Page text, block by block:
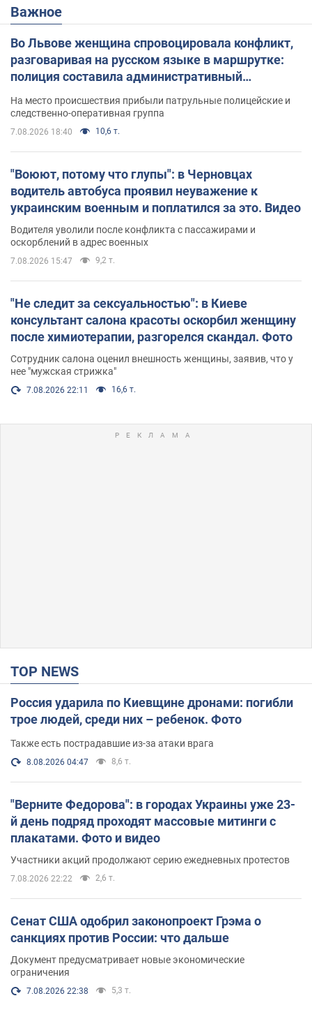
Важное
Во Львове женщина спровоцировала конфликт,
разговаривая на русском языке в маршрутке:
полиция составила административный
протокол. Видео
На место происшествия прибыли патрульные полицейские и
следственно-оперативная группа
7.08.2026 18:40 10,6 т.
"Воюют, потому что глупы": в Черновцах
водитель автобуса проявил неуважение к
украинским военным и поплатился за это. Видео
Водителя уволили после конфликта с пассажирами и
оскорблений в адрес военных
7.08.2026 15:47 9,2 т.
"Не следит за сексуальностью": в Киеве
консультант салона красоты оскорбил женщину
после химиотерапии, разгорелся скандал. Фото
Сотрудник салона оценил внешность женщины, заявив, что у
нее "мужская стрижка"
7.08.2026 22:11 16,6 т.
TOP NEWS
Россия ударила по Киевщине дронами: погибли
трое людей, среди них – ребенок. Фото
Также есть пострадавшие из-за атаки врага
8.08.2026 04:47 8,6 т.
"Верните Федорова": в городах Украины уже 23-
й день подряд проходят массовые митинги с
плакатами. Фото и видео
Участники акций продолжают серию ежедневных протестов
7.08.2026 22:22 2,6 т.
Сенат США одобрил законопроект Грэма о
санкциях против России: что дальше
Документ предусматривает новые экономические
ограничения
7.08.2026 22:38 5,3 т.